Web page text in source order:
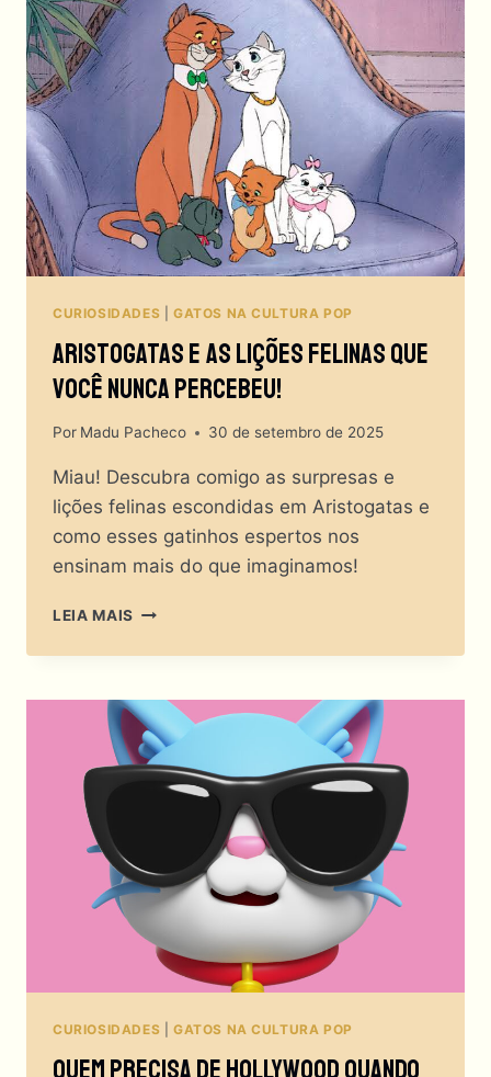
GATOS
DE
CELEBRIDADES
QUE
DOMINARAM
O
MUNDO?
CURIOSIDADES GATOS NA CULTURA POP
Aristogatas E As Lições Felinas Que
Você Nunca Percebeu!
Por Madu Pacheco 30 de setembro de 2025
Miau! Descubra comigo as surpresas e
lições felinas escondidas em Aristogatas e
como esses gatinhos espertos nos
ensinam mais do que imaginamos!
LEIA MAIS ARISTOGATAS
AS
FELINAS
QUE
VOCÊ
NUNCA
PERCEBEU!
CURIOSIDADES GATOS NA CULTURA POP